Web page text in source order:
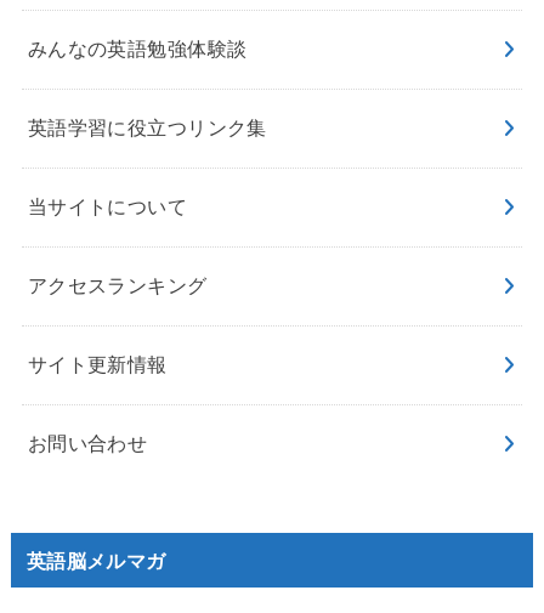
みんなの英語勉強体験談
英語学習に役立つリンク集
当サイトについて
アクセスランキング
サイト更新情報
お問い合わせ
英語脳メルマガ